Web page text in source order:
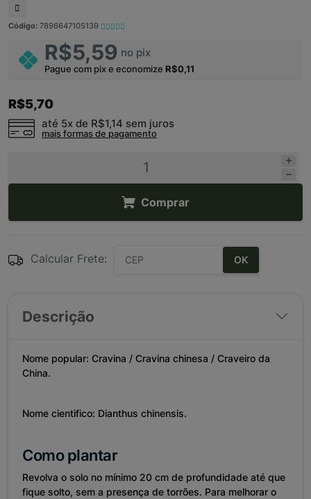
Código: 7896647105139
R$5,59 no pix
Pague com pix e economize R$0,11
R$5,70
até 5x de R$1,14 sem juros
mais formas de pagamento
Comprar
Calcular Frete: OK
Descrição
Nome popular: Cravina / Cravina chinesa / Craveiro da
China.
Nome cientifico: Dianthus chinensis.
Como plantar
Revolva o solo no mínimo 20 cm de profundidade até que
fique solto, sem a presença de torrões. Para melhorar o